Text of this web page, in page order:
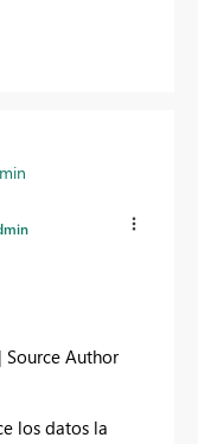
| Source Author
los datos la